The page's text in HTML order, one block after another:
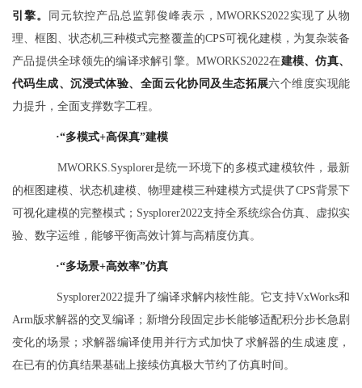
引擎。
同元软控产品总监郭俊峰表示，MWORKS2022实现了从物
理、框图、状态机三种模式完整覆盖的CPS可视化建模，为复杂装备
产品提供全球领先的编译求解引擎。MWORKS2022在建模、仿真、
代码生成、沉浸式体验、全面云化协同及生态拓展六个维度实现能
力提升，全面支撑数字工程。
·“多模式+高保真”建模
MWORKS.Sysplorer是统一环境下的多模式建模软件，最新
的框图建模、状态机建模、物理建模三种建模方式提供了CPS背景下
可视化建模的完整模式；Sysplorer2022支持全系统综合仿真、虚拟实
验、数字运维，能够平衡高效计算与高精度仿真。
·“多场景+高效率”仿真
Sysplorer2022提升了编译求解内核性能。它支持VxWorks和
Arm版求解器的交叉编译；新增分段固定步长能够适配积分步长急剧
变化的场景；求解器编译使用并行方式加快了求解器的生成速度，
在已有的仿真结果基础上接续仿真极大节约了仿真时间。